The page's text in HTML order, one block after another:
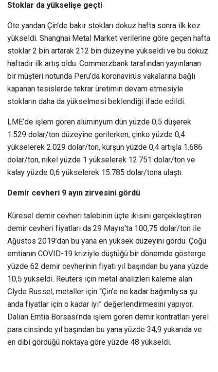
Stoklar da yükselişe geçti
Öte yandan Çin’de bakır stokları dokuz hafta sonra ilk kez
yükseldi. Shanghai Metal Market verilerine göre geçen hafta
stoklar 2 bin artarak 212 bin düzeyine yükseldi ve bu dokuz
haftadır ilk artış oldu. Commerzbank tarafından yayınlanan
bir müşteri notunda Peru’da koronavirüs vakalarına bağlı
kapanan tesislerde tekrar üretimin devam etmesiyle
stokların daha da yükselmesi beklendiği ifade edildi.
LME’de işlem gören alüminyum dün yüzde 0,5 düşerek
1.529 dolar/ton düzeyine gerilerken, çinko yüzde 0,4
yükselerek 2.029 dolar/ton, kurşun yüzde 0,4 artışla 1.686
dolar/ton, nikel yüzde 1 yükselerek 12.751 dolar/ton ve
kalay yüzde 0,6 yükselerek 15.785 dolar/tona ulaştı.
Demir cevheri 9 ayın zirvesini gördü
Küresel demir cevheri talebinin üçte ikisini gerçekleştiren
demir cevheri fiyatları da 29 Mayıs’ta 100,75 dolar/ton ile
Ağustos 2019’dan bu yana en yüksek düzeyini gördü. Çoğu
emtianın COVID-19 kriziyle düştüğü bir dönemde gösterge
yüzde 62 demir cevherinin fiyatı yıl başından bu yana yüzde
10,5 yükseldi. Reuters için metal analizleri kaleme alan
Clyde Russel, metaller için “Çin’e ne kadar bağımlıysa şu
anda fiyatlar için o kadar iyi” değerlendirmesini yapıyor.
Dalian Emtia Borsası’nda işlem gören demir kontratları yerel
para cinsinde yıl başından bu yana yüzde 34,9 yukarıda ve
en dibi gördüğü noktaya göre yüzde 48 yükseldi.